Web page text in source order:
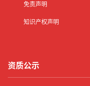
免责声明
知识产权声明
资质公示